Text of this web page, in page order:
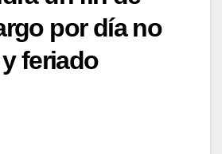
por día no
feriado